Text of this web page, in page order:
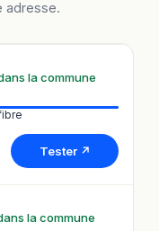
adresse.
la commune
Tester ↗
la commune